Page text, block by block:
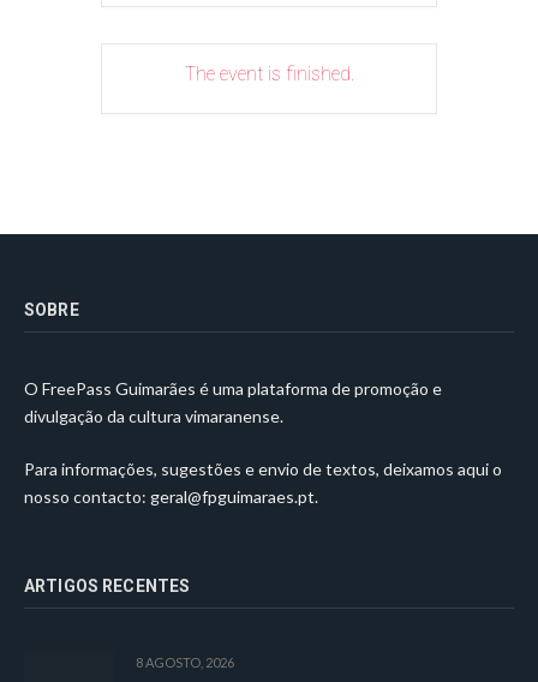
The event is finished.
SOBRE
O FreePass Guimarães é uma plataforma de promoção e
divulgação da cultura vimaranense.
Para informações, sugestões e envio de textos, deixamos aqui o
nosso contacto: geral@fpguimaraes.pt.
ARTIGOS RECENTES
8 AGOSTO, 2026